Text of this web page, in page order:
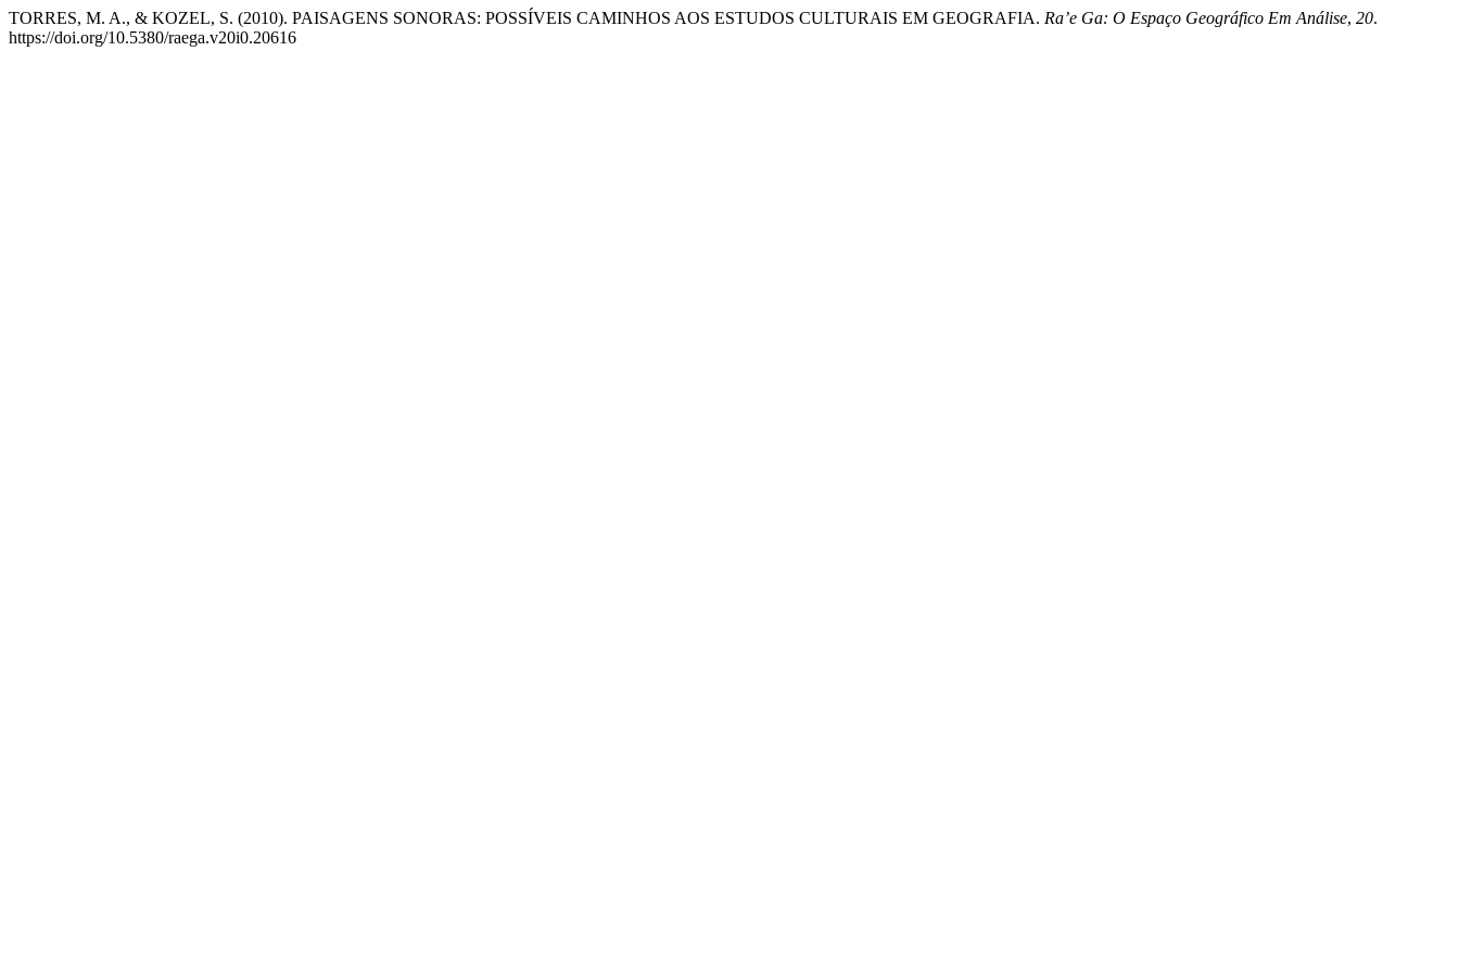
TORRES, M. A., & KOZEL, S. (2010). PAISAGENS SONORAS: POSSÍVEIS CAMINHOS AOS ESTUDOS CULTURAIS EM GEOGRAFIA. Ra’e Ga: O Espaço Geográfico Em Análise, 20.
https://doi.org/10.5380/raega.v20i0.20616